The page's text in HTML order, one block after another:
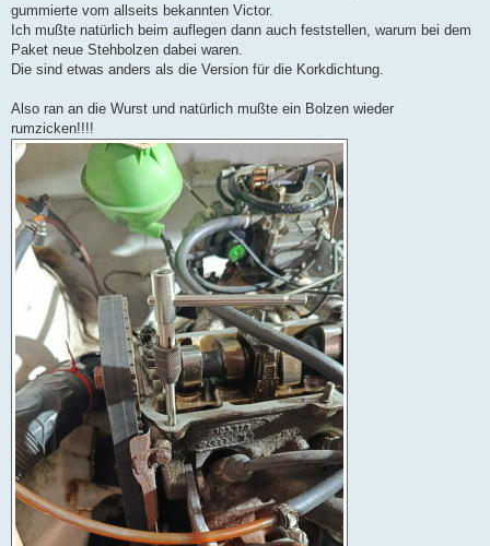
gummierte vom allseits bekannten Victor.
Ich mußte natürlich beim auflegen dann auch feststellen, warum bei dem
Paket neue Stehbolzen dabei waren.
Die sind etwas anders als die Version für die Korkdichtung.
Also ran an die Wurst und natürlich mußte ein Bolzen wieder
rumzicken!!!!